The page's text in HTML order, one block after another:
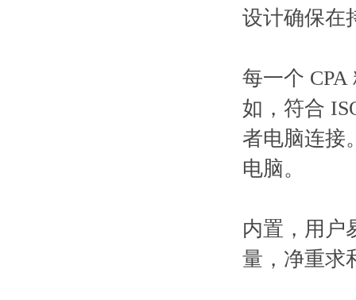
设计确保在
每一个
如，符合
者电脑连接
电脑。
内置，用户
量，净重求